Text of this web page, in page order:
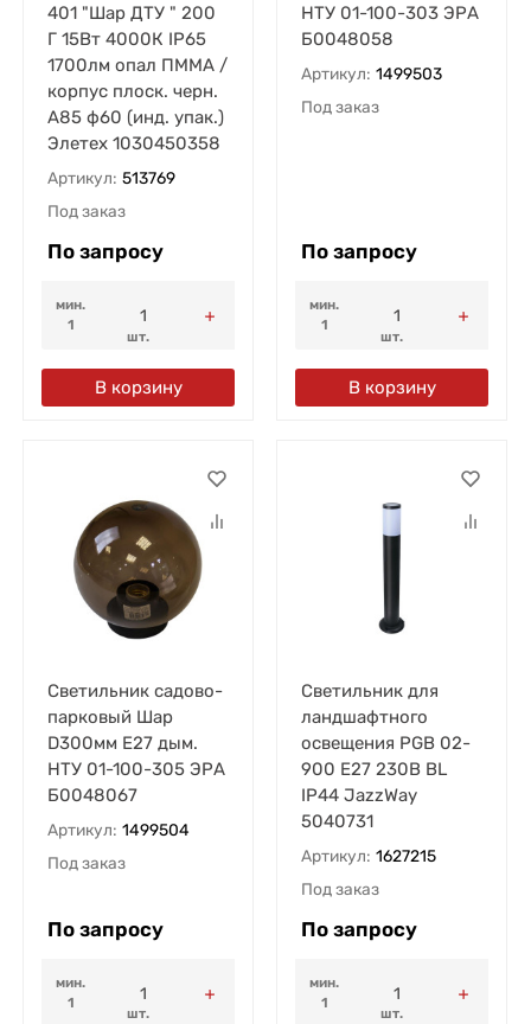
401 "Шар ДТУ " 200
Г 15Вт 4000К IP65
1700лм опал ПММА /
корпус плоск. черн.
А85 ф60 (инд. упак.)
Элетех 1030450358
Артикул: 513769
Под заказ
По запросу
мин.
1
шт.
В корзину
НТУ 01-100-303 ЭРА
Б0048058
Артикул: 1499503
Под заказ
По запросу
мин.
1
шт.
В корзину
Светильник садово-
парковый Шар
D300мм E27 дым.
НТУ 01-100-305 ЭРА
Б0048067
Артикул: 1499504
Под заказ
По запросу
мин.
1
шт.
Светильник для
ландшафтного
освещения PGB 02-
900 E27 230В BL
IP44 JazzWay
5040731
Артикул: 1627215
Под заказ
По запросу
мин.
1
шт.